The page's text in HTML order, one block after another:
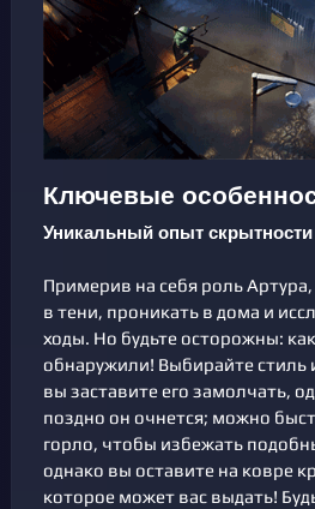
Ключевые
Уникальный опыт скрытности
Примерив на себя роль
в тени, проникать в дома и
ходы. Но будьте осторожны:
обнаружили! Выбирайте стиль
вы заставите его замолчать,
поздно он очнется; можно
горло, чтобы избежать
однако вы оставите на ковре
которое может вас выдать!